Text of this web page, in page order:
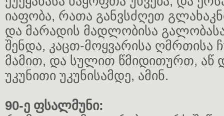
იაფობა, რათა განვსძღეთ
და მარადის მადლობისა
შენდა, კაცთ-მოყვარისა ღმრთისა
მამით, და სულით წმიდითურთ, აწ
უკუნითი უკუნისამდე, ამინ.
90-ე ფსალმუნი: